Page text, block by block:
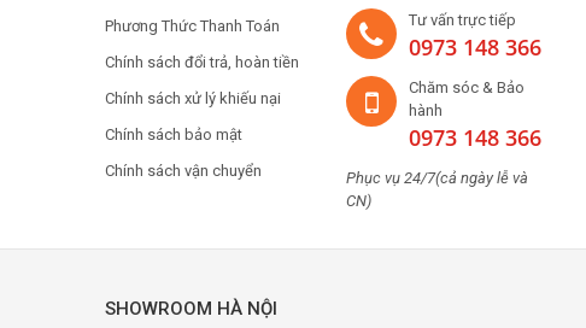
Phương Thức Thanh Toán
Chính sách đổi trả, hoàn tiền
Chính sách xử lý khiếu nại
Chính sách bảo mật
Chính sách vận chuyển
Tư vấn trực tiếp
0973 148 366
Chăm sóc & Bảo
hành
0973 148 366
Phục vụ 24/7(cả ngày lễ và
CN)
SHOWROOM HÀ NỘI